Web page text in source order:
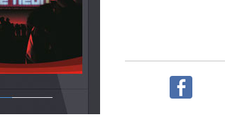
por .c0d3]
por Tisin]